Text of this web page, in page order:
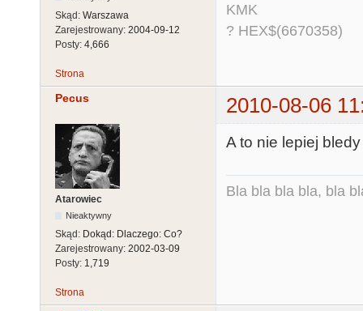
Skąd: Warszawa
Zarejestrowany: 2004-09-12
Posty: 4,666
KMK
? HEX$(6670358)
Strona
Pecus 2010-08-06
Atarowiec
Nieaktywny
Skąd: Dokąd: Dlaczego: Co?
Zarejestrowany: 2002-03-09
Posty: 1,719
A to nie lepiej
Bla bla bla bla, bla
Strona